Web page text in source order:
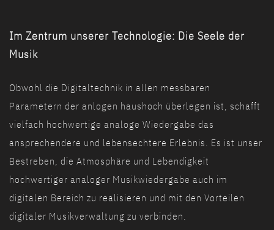
Im Zentrum unserer Technologie: Die Seele der
Musik
Obwohl die Digitaltechnik in allen messbaren
Parametern der anlogen haushoch überlegen ist, schafft
vielfach hochwertige analoge Wiedergabe das
ansprechendere und lebensechtere Erlebnis. Es ist unser
Bestreben, die Atmosphäre und Lebendigkeit
hochwertiger analoger Musikwiedergabe auch im
digitalen Bereich zu realisieren und mit den Vorteilen
digitaler Musikverwaltung zu verbinden.